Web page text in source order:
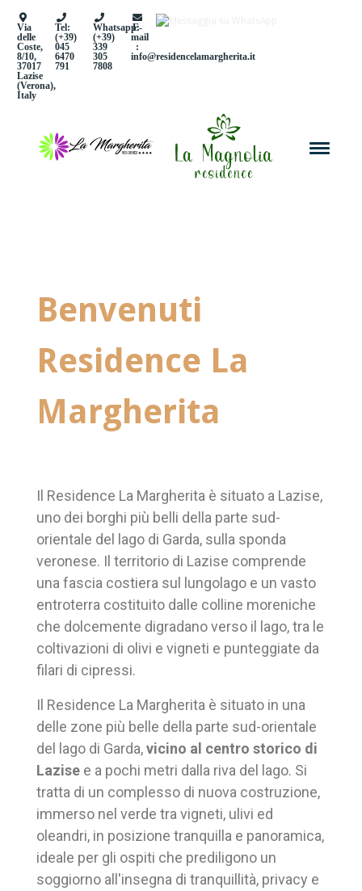
Via
delle
Coste,
8/10,
37017
Lazise
(Verona),
Italy
Tel:
(+39)
045
6470
791
Whatsapp:
(+39)
339
305
7808
E-
mail
:
info@residencelamargherita.it
Benvenuti
Residence La
Margherita
Il Residence La Margherita è situato a Lazise,
uno dei borghi più belli della parte sud-
orientale del lago di Garda, sulla sponda
veronese. Il territorio di Lazise comprende
una fascia costiera sul lungolago e un vasto
entroterra costituito dalle colline moreniche
che dolcemente digradano verso il lago, tra le
coltivazioni di olivi e vigneti e punteggiate da
filari di cipressi.
Il Residence La Margherita è situato in una
delle zone più belle della parte sud-orientale
del lago di Garda,vicino al centro storico di
Lazise e a pochi metri dalla riva del lago. Si
tratta di un complesso di nuova costruzione,
immerso nel verde tra vigneti, ulivi ed
oleandri, in posizione tranquilla e panoramica,
ideale per gli ospiti che prediligono un
soggiorno all'insegna di tranquillità, privacy e